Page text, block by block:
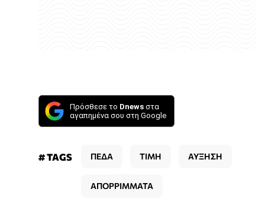
Πρόσθεσε το Dnews στα
αγαπημένα σου στη Google
# TAGS ΠΕΔΑ ΤΙΜΗ ΑΥΞΗΣΗ
ΑΠΟΡΡΙΜΜΑΤΑ